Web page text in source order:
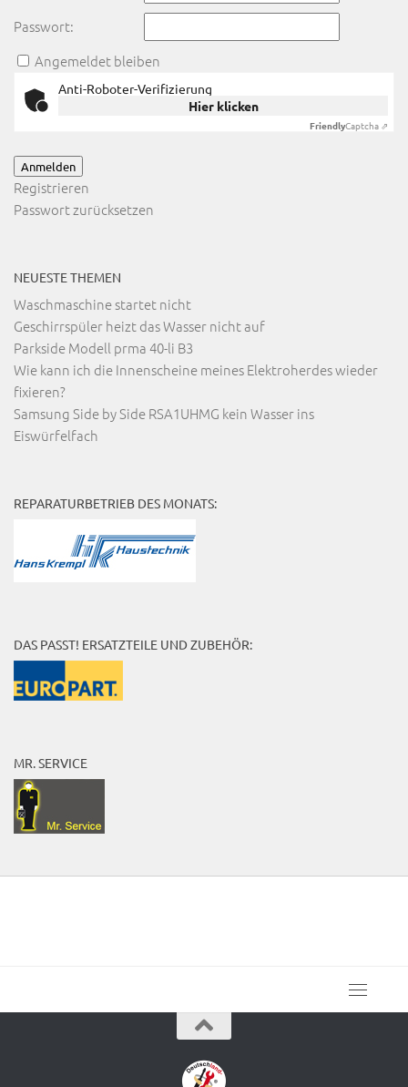
Passwort:
Angemeldet bleiben
Anti-Roboter-Verifizierung
Hier klicken
FriendlyCaptcha ⇗
Anmelden
Registrieren
Passwort zurücksetzen
NEUESTE THEMEN
Waschmaschine startet nicht
Geschirrspüler heizt das Wasser nicht auf
Parkside Modell prma 40-li B3
Wie kann ich die Innenscheine meines Elektroherdes wieder
fixieren?
Samsung Side by Side RSA1UHMG kein Wasser ins
Eiswürfelfach
REPARATURBETRIEB DES MONATS:
DAS PASST! ERSATZTEILE UND ZUBEHÖR:
MR. SERVICE